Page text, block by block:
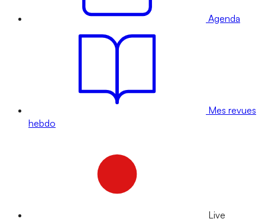
Agenda
Mes revues
hebdo
Live